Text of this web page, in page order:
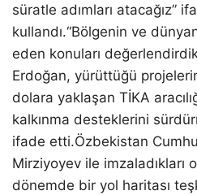
süratle adımları atacağız”
kullandı.“Bölgenin ve
eden konuları
Erdoğan, yürüttüğü
dolara yaklaşan TİKA
kalkınma desteklerini
ifade etti.Özbekistan
Mirziyoyev ile
dönemde bir yol haritası